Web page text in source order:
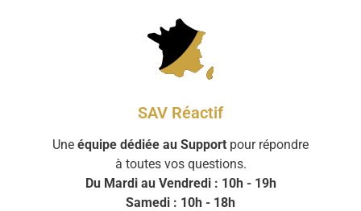
SAV Réactif
Une équipe dédiée au Support pour répondre
à toutes vos questions.
Du Mardi au Vendredi : 10h - 19h
Samedi : 10h - 18h